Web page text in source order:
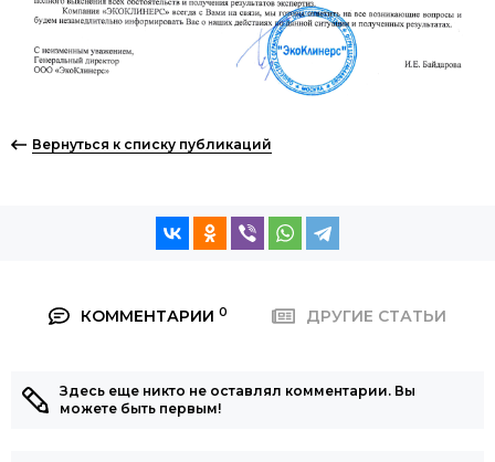
Вернуться к списку публикаций
КОММЕНТАРИИ 0 ДРУГИЕ СТАТЬИ
Здесь еще никто не оставлял комментарии. Вы
можете быть первым!